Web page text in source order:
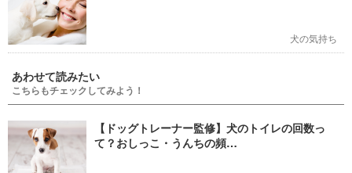
犬の気持ち
あわせて読みたい
こちらもチェックしてみよう！
【ドッグトレーナー監修】犬のトイレの回数っ
て？おしっこ・うんちの頻…